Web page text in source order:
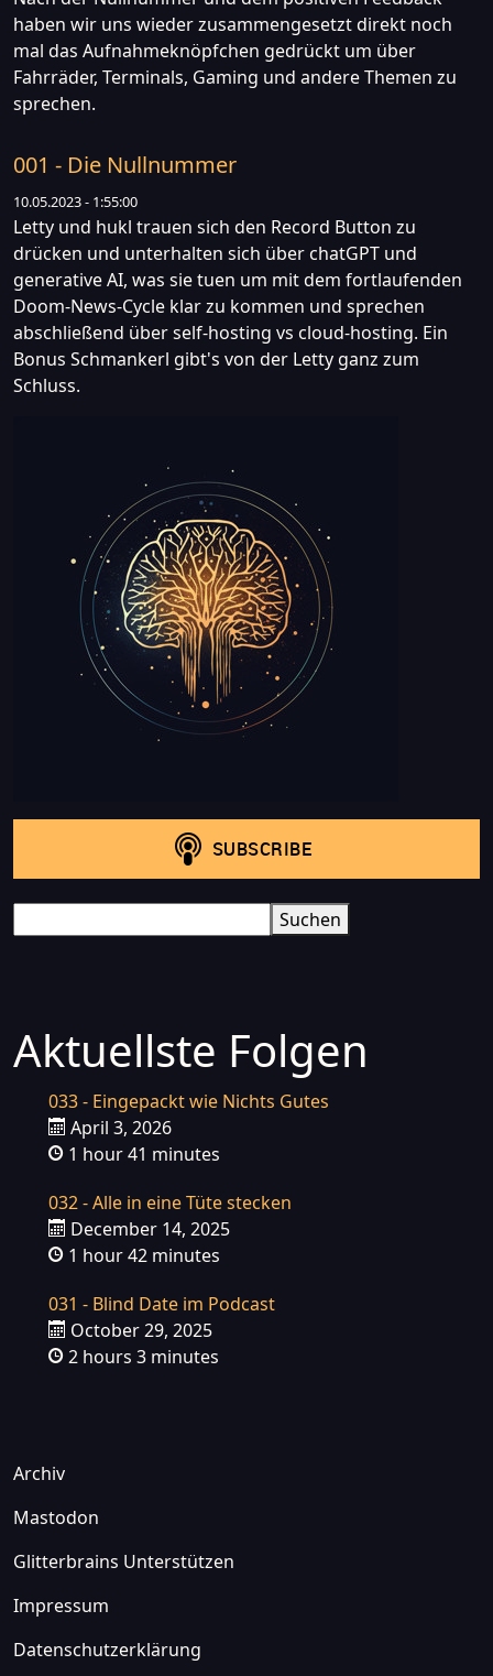
haben wir uns wieder zusammengesetzt direkt noch
mal das Aufnahmeknöpfchen gedrückt um über
Fahrräder, Terminals, Gaming und andere Themen zu
sprechen.
001 - Die Nullnummer
10.05.2023 - 1:55:00
Letty und hukl trauen sich den Record Button zu
drücken und unterhalten sich über chatGPT und
generative AI, was sie tuen um mit dem fortlaufenden
Doom-News-Cycle klar zu kommen und sprechen
abschließend über self-hosting vs cloud-hosting. Ein
Bonus Schmankerl gibt's von der Letty ganz zum
Schluss.
Suchen
Aktuellste Folgen
033 - Eingepackt wie Nichts Gutes
April 3, 2026
1 hour 41 minutes
032 - Alle in eine Tüte stecken
December 14, 2025
1 hour 42 minutes
031 - Blind Date im Podcast
October 29, 2025
2 hours 3 minutes
Archiv
Mastodon
Glitterbrains Unterstützen
Impressum
Datenschutzerklärung